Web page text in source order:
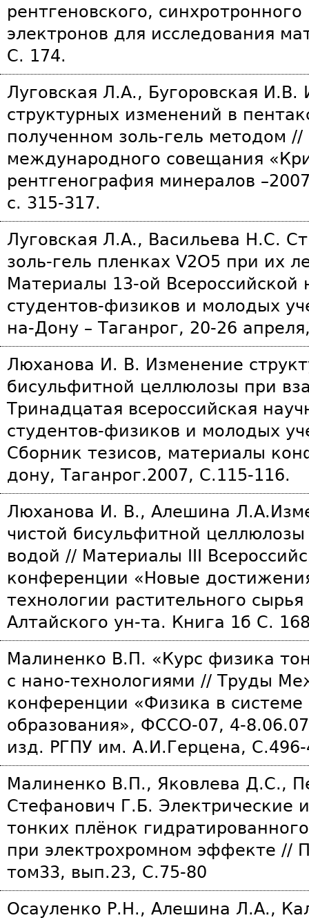
рентгеновского,
электронов для исследования
С. 174.
Луговская Л.А., Бугоровская И.В.
структурных изменений в
полученном золь-гель методом
международного совещания
рентгенография минералов
с. 315-317.
Луговская Л.А., Васильева Н.С.
золь-гель пленках V2O5 при их
Материалы 13-ой
студентов-физиков и молодых
на-Дону – Таганрог, 20-26
Люханова И. В. Изменение
бисульфитной целлюлозы при
Тринадцатая всероссийская
студентов-физиков и молодых
Сборник тезисов, материалы
дону, Таганрог.2007, С.115-116.
Люханова И. В., Алешина
чистой бисульфитной
водой // Материалы III
конференции «Новые
технологии растительного
Алтайского ун-та. Книга 1б С.
Малиненко В.П. «Курс физика
с нано-технологиями // Труды
конференции «Физика в системе
образования», ФССО-07, 4-
изд. РГПУ им. А.И.Герцена,
Малиненко В.П., Яковлева Д.С.,
Стефанович Г.Б. Электрические
тонких плёнок
при электрохромном эффекте //
том33, вып.23, С.75-80
Осауленко Р.Н., Алешина Л.А.,